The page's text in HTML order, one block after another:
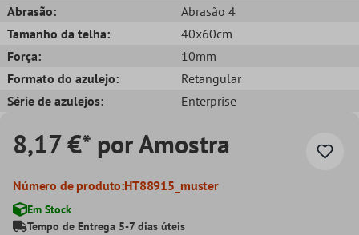
Abrasão:
Abrasão 4
Tamanho da telha:
40x60cm
Força:
10mm
Formato do azulejo:
Retangular
Série de azulejos:
Enterprise
8,17 €* por Amostra
Número de produto:HT88915_muster
Em Stock
Tempo de Entrega 5-7 dias úteis